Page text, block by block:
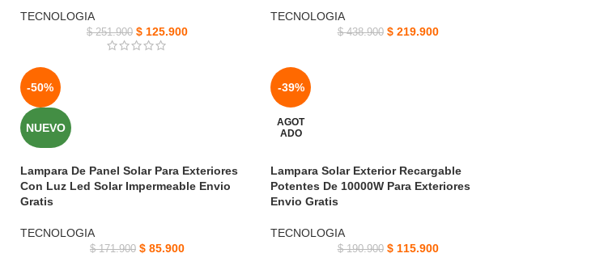
TECNOLOGIA
$251.900 $125.900
TECNOLOGIA
$438.900 $219.900
-50%
NUEVO
Lampara De Panel Solar Para Exteriores
Con Luz Led Solar Impermeable Envio
Gratis
TECNOLOGIA
$171.900 $85.900
-39%
AGOT
ADO
Lampara Solar Exterior Recargable
Potentes De 10000W Para Exteriores
Envio Gratis
TECNOLOGIA
$190.900 $115.900